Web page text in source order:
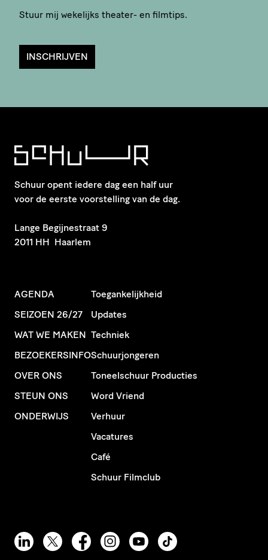
Stuur mij wekelijks theater- en filmtips.
INSCHRIJVEN
Schuur opent iedere dag een half uur
voor de eerste voorstelling van de dag.
​Lange Begijnestraat 9
2011 HH Haarlem
AGENDA
SEIZOEN 26/27
WAT WE MAKEN
BEZOEKERSINFO
OVER ONS
STEUN ONS
ONDERWIJS
Toegankelijkheid
Updates
Techniek
Schuurjongeren
Toneelschuur Producties
Word Vriend
Verhuur
Vacatures
Café
Schuur Filmclub